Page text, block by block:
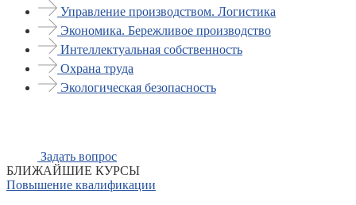
Управление производством. Логистика
Экономика. Бережливое производство
Интеллектуальная собственность
Охрана труда
Экологическая безопасность
Задать вопрос
БЛИЖАЙШИЕ КУРСЫ
Повышение квалификации